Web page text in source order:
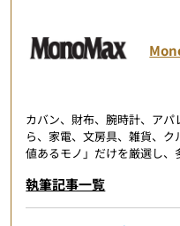
カバン、財布、腕時計、ア
ら、家電、文房具、雑貨、
値あるモノ」だけを厳選し、
執筆記事一覧